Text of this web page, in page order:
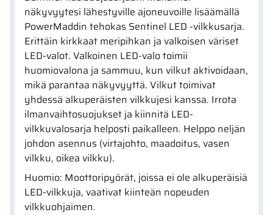
näkyvyytesi lähestyville ajoneuvoille lisäämällä
PowerMaddin tehokas Sentinel LED -vilkkusarja.
Erittäin kirkkaat meripihkan ja valkoisen väriset
LED-valot. Valkoinen LED-valo toimii
huomiovalona ja sammuu, kun vilkut aktivoidaan,
mikä parantaa näkyvyyttä. Vilkut toimivat
yhdessä alkuperäisten vilkkujesi kanssa. Irrota
ilmanvaihtosuojukset ja kiinnitä LED-
vilkkuvalosarja helposti paikalleen. Helppo neljän
johdon asennus (virtajohto, maadoitus, vasen
vilkku, oikea vilkku).
Huomio: Moottoripyörät, joissa ei ole alkuperäisiä
LED-vilkkuja, vaativat kiinteän nopeuden
vilkkuohjaimen.